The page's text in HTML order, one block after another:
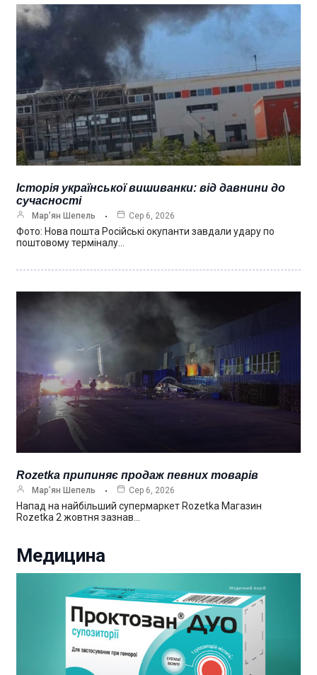
Історія української вишиванки: від давнини до
сучасності
Мар’ян Шепель Сер 6, 2026
Фото: Нова пошта Російські окупанти завдали удару по
поштовому терміналу…
Rozetka припиняє продаж певних товарів
Мар’ян Шепель Сер 6, 2026
Напад на найбільший супермаркет Rozetka Магазин
Rozetka 2 жовтня зазнав…
Медицина